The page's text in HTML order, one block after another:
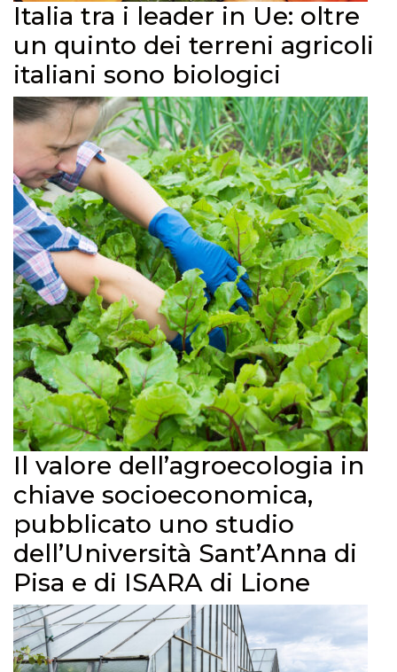
Italia tra i leader in Ue: oltre
un quinto dei terreni agricoli
italiani sono biologici
Il valore dell’agroecologia in
chiave socioeconomica,
pubblicato uno studio
dell’Università Sant’Anna di
Pisa e di ISARA di Lione